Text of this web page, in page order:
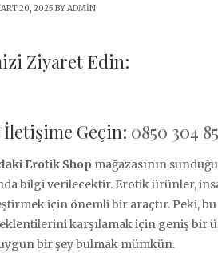
20, 2025 BYADMIN
Ziyaret Edin:
İletişime Geçin: 0850 304
Erotik Shop mağazasının
bilgi verilecektir. Erotik ürünler,
için önemli bir araçtır. Peki, bu
karşılamak için geniş bir
bir şey bulmak mümkün.